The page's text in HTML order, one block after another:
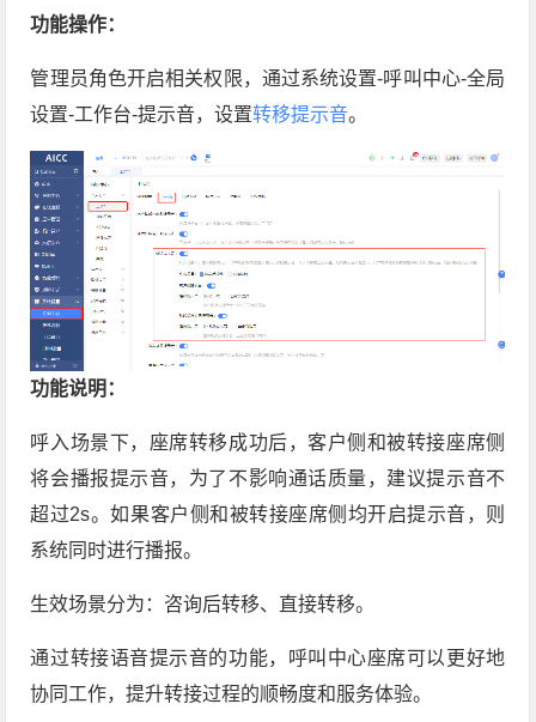
功能操作：
管理员角色开启相关权限，通过系统设置-呼叫中心-全局
设置-工作台-提示音，设置转移提示音。
功能说明：
呼入场景下，座席转移成功后，客户侧和被转接座席侧
将会播报提示音，为了不影响通话质量，建议提示音不
超过2s。如果客户侧和被转接座席侧均开启提示音，则
系统同时进行播报。
生效场景分为：咨询后转移、直接转移。
通过转接语音提示音的功能，呼叫中心座席可以更好地
协同工作，提升转接过程的顺畅度和服务体验。